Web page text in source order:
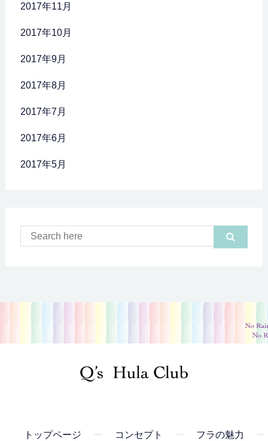
2017年11月
2017年10月
2017年9月
2017年8月
2017年7月
2017年6月
2017年5月
トップページ コンセプト フラの魅力